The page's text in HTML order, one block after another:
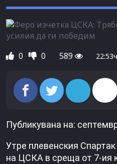
0 0 589
Публикувана на:
Утре плевенския
на ЦСКА в среща от 7-ия